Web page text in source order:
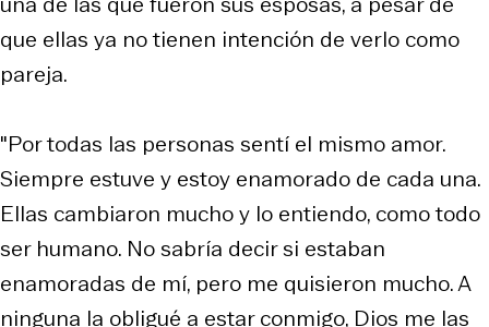
que ellas ya no tienen intención de verlo como
pareja.
"Por todas las personas sentí el mismo amor.
Siempre estuve y estoy enamorado de cada una.
Ellas cambiaron mucho y lo entiendo, como todo
ser humano. No sabría decir si estaban
enamoradas de mí, pero me quisieron mucho. A
ninguna la obligué a estar conmigo, Dios me las